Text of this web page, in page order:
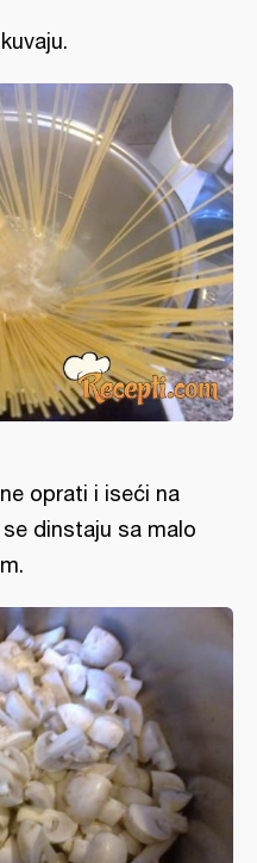
oprati i iseći na
dinstaju sa malo